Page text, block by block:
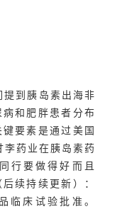
到胰岛素出海非
和肥胖患者分布
要素是通过美国
李药业在胰岛素药
行要做得好而且
续持续更新）：
临床试验批准。